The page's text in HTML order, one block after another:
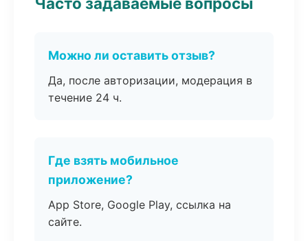
Можно ли оставить отзыв?
Да, после авторизации, модерация в
течение 24 ч.
Где взять мобильное
приложение?
App Store, Google Play, ссылка на
сайте.